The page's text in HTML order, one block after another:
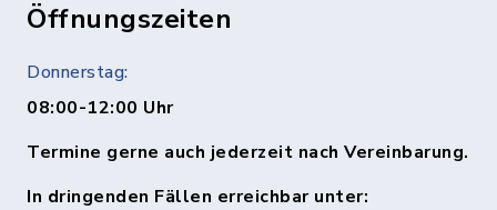
Öffnungszeiten
Donnerstag:
08:00-12:00 Uhr
Termine gerne auch jederzeit nach Vereinbarung.
In dringenden Fällen erreichbar unter: